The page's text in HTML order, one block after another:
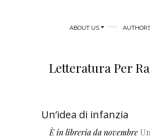
MAIN NAVIGATION
ABOUT US
Letteratura Per
Un’idea di infanzia
È in libreria da novembre